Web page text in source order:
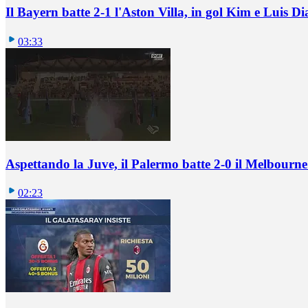
Il Bayern batte 2-1 l'Aston Villa, in gol Kim e Luis
03:33
Aspettando la Juve, il Palermo batte 2-0 il
02:23